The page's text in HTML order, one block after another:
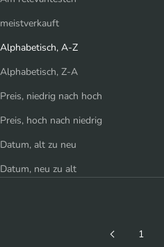
meistverkauft
Alphabetisch, A-Z
Alphabetisch, Z-A
Preis, niedrig nach hoch
Preis, hoch nach niedrig
Datum, alt zu neu
Datum, neu zu alt
1